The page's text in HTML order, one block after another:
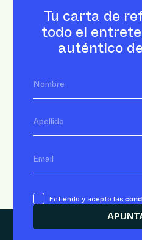
Tu carta de
todo el
auténtico
Nombre
Apellido
Email
Entiendo y acepto las